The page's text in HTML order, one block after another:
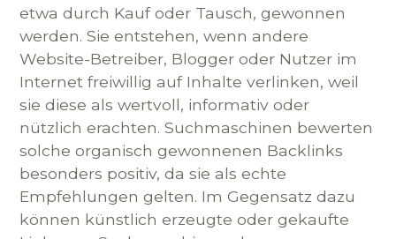
etwa durch Kauf oder Tausch, gewonnen
werden. Sie entstehen, wenn andere
Website-Betreiber, Blogger oder Nutzer im
Internet freiwillig auf Inhalte verlinken, weil
sie diese als wertvoll, informativ oder
nützlich erachten. Suchmaschinen bewerten
solche organisch gewonnenen Backlinks
besonders positiv, da sie als echte
Empfehlungen gelten. Im Gegensatz dazu
können künstlich erzeugte oder gekaufte